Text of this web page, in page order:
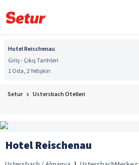
Hotel Reischenau
Giriş - Çıkış Tarihleri
1 Oda, 2 Yetişkin
Setur Ustersbach Otelleri
Hotel Reischenau